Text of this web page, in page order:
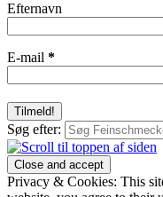
Efternavn
E-mail *
Søg efter:
Privacy & Cookies: This